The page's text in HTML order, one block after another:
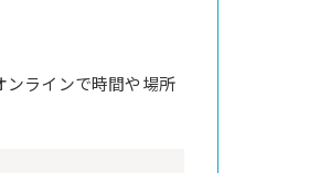
ラインで時間や場所